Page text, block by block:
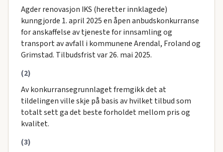
Agder renovasjon IKS (heretter innklagede)
kunngjorde 1. april 2025 en åpen anbudskonkurranse
for anskaffelse av tjeneste for innsamling og
transport av avfall i kommunene Arendal, Froland og
Grimstad. Tilbudsfrist var 26. mai 2025.
(2)
Av konkurransegrunnlaget fremgikk det at
tildelingen ville skje på basis av hvilket tilbud som
totalt sett ga det beste forholdet mellom pris og
kvalitet.
(3)